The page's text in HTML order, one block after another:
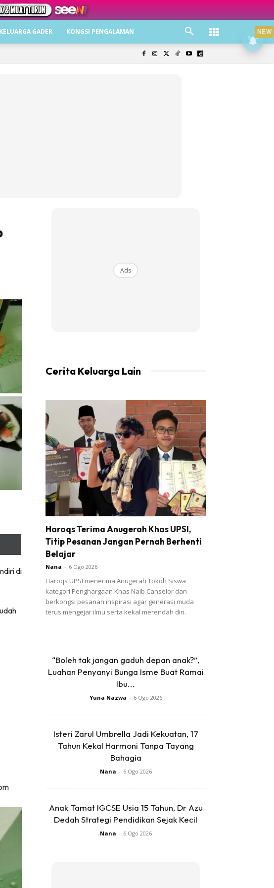
KELUARGA GADER KONGSI PENGALAMAN
di
Ads
Cerita Keluarga Lain
Haroqs Terima Anugerah Khas UPSI,
Titip Pesanan Jangan Pernah Berhenti
Belajar
Nana - 6 Ogo 2026
Haroqs UPSI menerima Anugerah Tokoh Siswa
kategori Penghargaan Khas Naib Canselor dan
berkongsi pesanan inspirasi agar generasi muda
terus mengejar ilmu serta kekal merendah diri.
“Boleh tak jangan gaduh depan anak?”,
Luahan Penyanyi Bunga Isme Buat Ramai
Ibu...
Yuna Nazwa - 6 Ogo 2026
Isteri Zarul Umbrella Jadi Kekuatan, 17
Tahun Kekal Harmoni Tanpa Tayang
Bahagia
Nana - 6 Ogo 2026
Anak Tamat IGCSE Usia 15 Tahun, Dr Azu
Dedah Strategi Pendidikan Sejak Kecil
Nana - 6 Ogo 2026
NEW